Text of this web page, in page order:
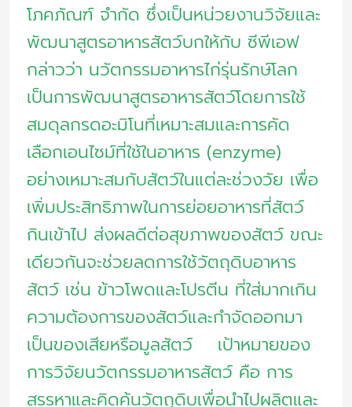
โภคภัณฑ์ จำกัด ซึ่งเป็นหน่วยงานวิจัยและ
พัฒนาสูตรอาหารสัตว์บกให้กับ ซีพีเอฟ
กล่าวว่า นวัตกรรมอาหารไก่รุ่นรักษ์โลก
เป็นการพัฒนาสูตรอาหารสัตว์โดยการใช้
สมดุลกรดอะมิโนที่เหมาะสมและการคัด
เลือกเอนไซม์ที่ใช้ในอาหาร (enzyme)
อย่างเหมาะสมกับสัตว์ในแต่ละช่วงวัย เพื่อ
เพิ่มประสิทธิภาพในการย่อยอาหารที่สัตว์
กินเข้าไป ส่งผลดีต่อสุขภาพของสัตว์ ขณะ
เดียวกันจะช่วยลดการใช้วัตถุดิบอาหาร
สัตว์ เช่น ข้าวโพดและโปรตีน ที่ใส่มากเกิน
ความต้องการของสัตว์และกำจัดออกมา
เป็นของเสียหรือมูลสัตว์ เป้าหมายของ
การวิจัยนวัตกรรมอาหารสัตว์ คือ การ
สรรหาและคิดค้นวัตถุดิบเพื่อนำไปผลิตและ